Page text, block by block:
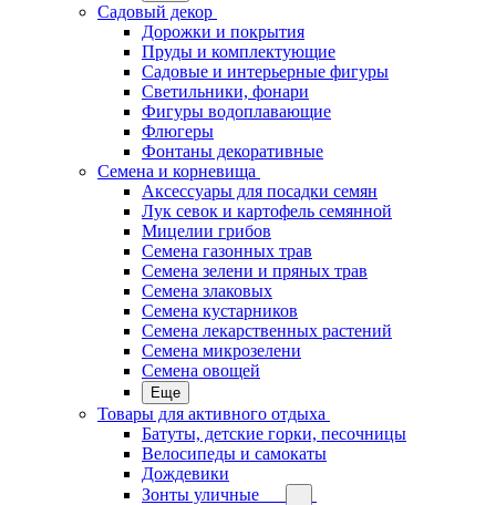
Садовый декор
Дорожки и покрытия
Пруды и комплектующие
Садовые и интерьерные фигуры
Светильники, фонари
Фигуры водоплавающие
Флюгеры
Фонтаны декоративные
Семена и корневища
Аксессуары для посадки семян
Лук севок и картофель семянной
Мицелии грибов
Семена газонных трав
Семена зелени и пряных трав
Семена злаковых
Семена кустарников
Семена лекарственных растений
Семена микрозелени
Семена овощей
Еще
Товары для активного отдыха
Батуты, детские горки, песочницы
Велосипеды и самокаты
Дождевики
Зонты уличные